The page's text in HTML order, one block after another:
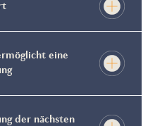
eine
der nächsten